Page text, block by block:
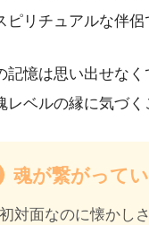
ピリチュアルな伴侶
記憶は思い出せな
レベルの縁に気づく
魂が繋がって
初対面なのに懐かし